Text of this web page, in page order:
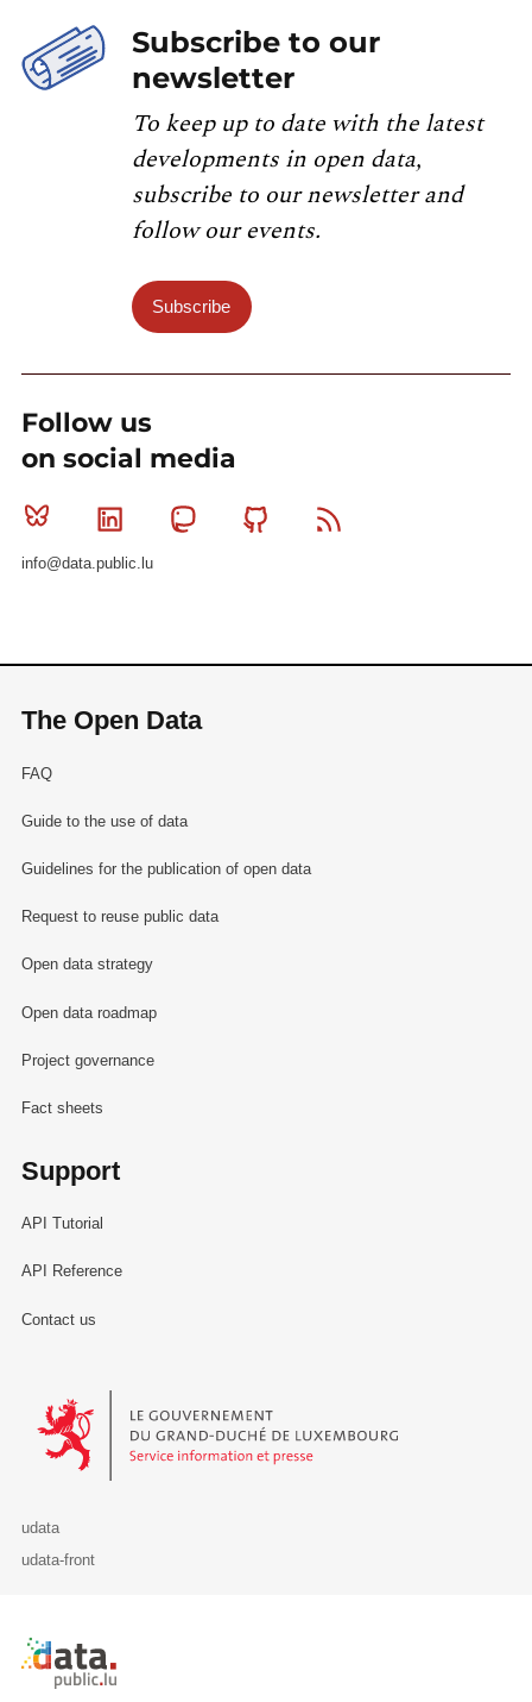
Subscribe to our
newsletter
To keep up to date with the latest
developments in open data,
subscribe to our newsletter and
follow our events.
Subscribe
Follow us
on social media
Bluesky Linkedin MastodonGithub
info@data.public.lu
The Open Data
FAQ
Guide to the use of data
Guidelines for the publication of open data
Request to reuse public data
Open data strategy
Open data roadmap
Project governance
Fact sheets
Support
API Tutorial
API Reference
Contact us
Le Gouvernement du Grand-Duché de Luxembourg - Service
udata
udata-front
Retour à l'accueil de data.public.lu